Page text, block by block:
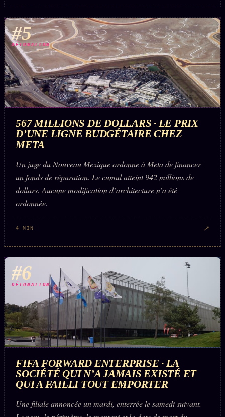
#5
DÉTONATION
567 MILLIONS DE DOLLARS · LE PRIX
D’UNE LIGNE BUDGÉTAIRE CHEZ
META
Un juge du Nouveau Mexique ordonne à Meta de financer
un fonds de réparation. Le cumul atteint 942 millions de
dollars. Aucune modification d’architecture n’a été
ordonnée.
4 MIN ↗
#6
DÉTONATION
FIFA FORWARD ENTERPRISE · LA
SOCIÉTÉ QUI N’A JAMAIS EXISTÉ ET
QUI A FAILLI TOUT EMPORTER
Une filiale annoncée un mardi, enterrée le samedi suivant.